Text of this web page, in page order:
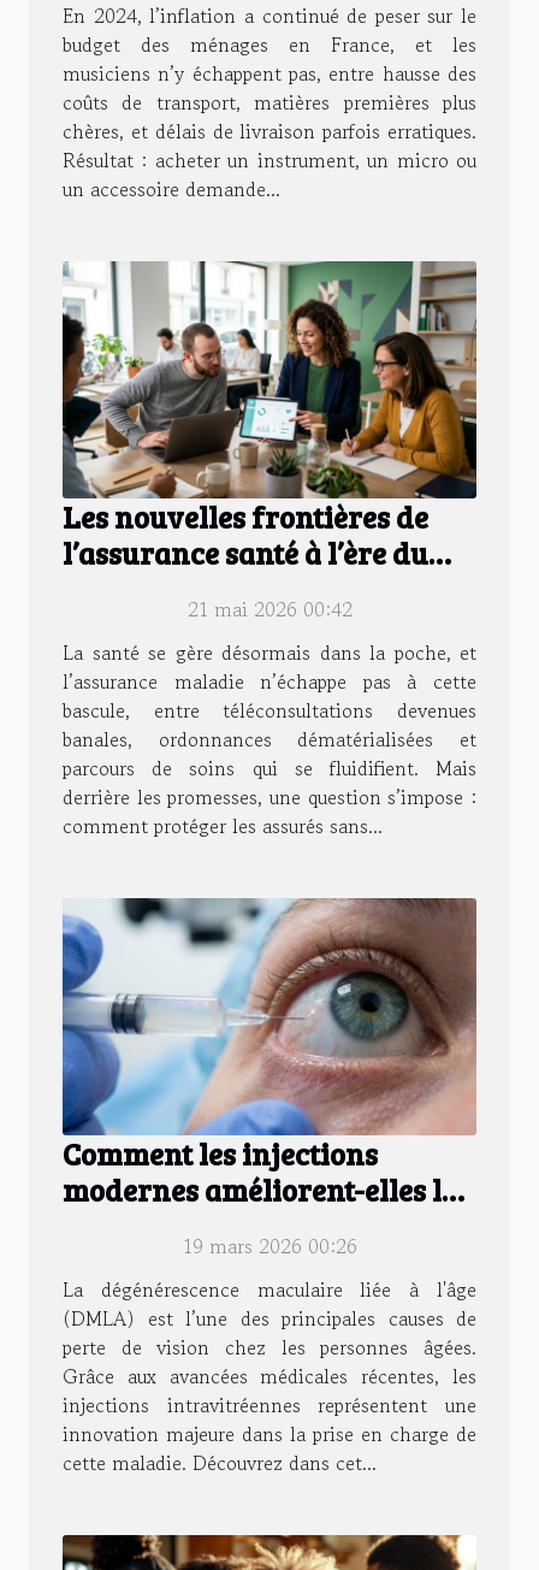
En 2024, l’inflation a continué de peser sur le
budget des ménages en France, et les
musiciens n’y échappent pas, entre hausse des
coûts de transport, matières premières plus
chères, et délais de livraison parfois erratiques.
Résultat : acheter un instrument, un micro ou
un accessoire demande...
Les nouvelles frontières de
l’assurance santé à l’ère du
21 mai 2026 00:42
La santé se gère désormais dans la poche, et
l’assurance maladie n’échappe pas à cette
bascule, entre téléconsultations devenues
banales, ordonnances dématérialisées et
parcours de soins qui se fluidifient. Mais
derrière les promesses, une question s’impose :
comment protéger les assurés sans...
Comment les injections
modernes améliorent-elles la
19 mars 2026 00:26
La dégénérescence maculaire liée à l'âge
(DMLA) est l’une des principales causes de
perte de vision chez les personnes âgées.
Grâce aux avancées médicales récentes, les
injections intravitréennes représentent une
innovation majeure dans la prise en charge de
cette maladie. Découvrez dans cet...